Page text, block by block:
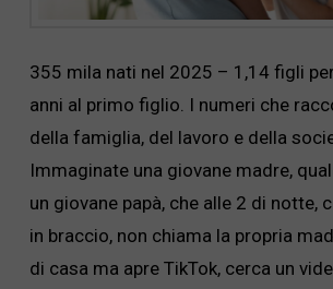
355 mila nati nel 2025 – 1,14 figli
anni al primo figlio. I numeri che
della famiglia, del lavoro e della
Immaginate una giovane madre,
un giovane papà, che alle 2 di notte,
in braccio, non chiama la propria
di casa ma apre TikTok, cerca un